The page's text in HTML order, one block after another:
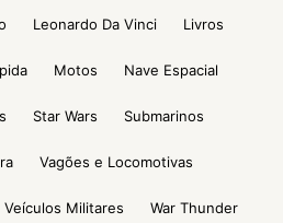
Leonardo Da Vinci Livros
Motos Nave Espacial
Star Wars Submarinos
Vagões e Locomotivas
Veículos Militares War Thunder